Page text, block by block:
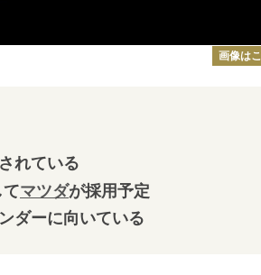
画像は
れている
マツダが採用予定
ダーに向いている